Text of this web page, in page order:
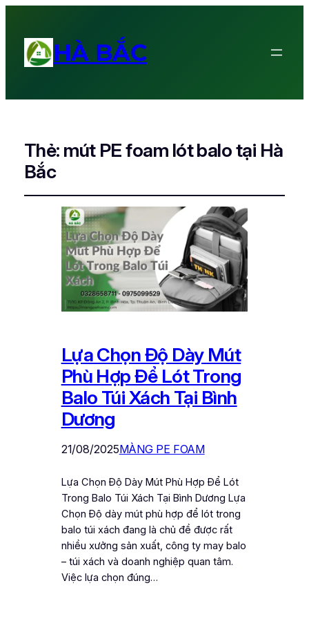
HÀ BẮC
Thẻ: mút PE foam lót balo tại Hà
Bắc
Lựa Chọn Độ Dày Mút
Phù Hợp Để Lót Trong
Balo Túi Xách Tại Bình
Dương
21/08/2025MÀNG PE FOAM
Lựa Chọn Độ Dày Mút Phù Hợp Để Lót
Trong Balo Túi Xách Tại Bình Dương Lựa
Chọn Độ dày mút phù hợp để lót trong
balo túi xách đang là chủ đề được rất
nhiều xưởng sản xuất, công ty may balo
– túi xách và doanh nghiệp quan tâm.
Việc lựa chọn đúng…